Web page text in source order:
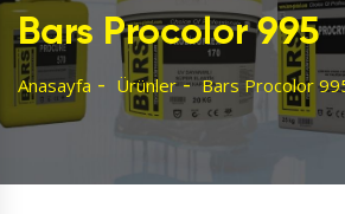
Bars Procolor 995
Anasayfa Ürünler Bars Procolor